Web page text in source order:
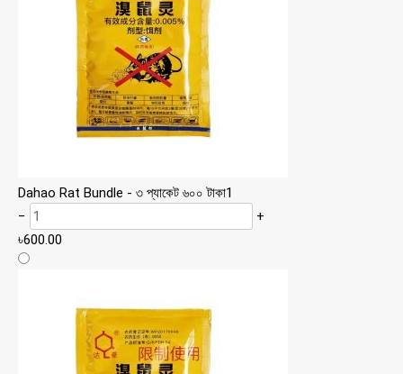
Dahao Rat Bundle - ৩ প্যাকেট ৬০০ টাকা1
−
+
৳600.00